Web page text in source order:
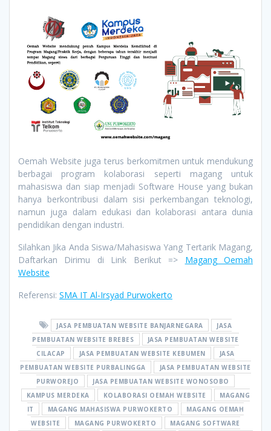
Oemah Website juga terus berkomitmen untuk mendukung
berbagai program kolaborasi seperti magang untuk
mahasiswa dan siap menjadi Software House yang bukan
hanya berkontribusi dalam sisi perkembangan teknologi,
namun juga dalam edukasi dan kolaborasi antara dunia
pendidikan dengan industri.
Silahkan Jika Anda Siswa/Mahasiswa Yang Tertarik Magang,
Daftarkan Dirimu di Link Berikut => Magang Oemah
Website
Referensi: SMA IT Al-Irsyad Purwokerto
JASA PEMBUATAN WEBSITE BANJARNEGARA
JASA
PEMBUATAN WEBSITE BREBES
JASA PEMBUATAN WEBSITE
CILACAP
JASA PEMBUATAN WEBSITE KEBUMEN
JASA
PEMBUATAN WEBSITE PURBALINGGA
JASA PEMBUATAN WEBSITE
PURWOREJO
JASA PEMBUATAN WEBSITE WONOSOBO
KAMPUS MERDEKA
KOLABORASI OEMAH WEBSITE
MAGANG
IT
MAGANG MAHASISWA PURWOKERTO
MAGANG OEMAH
WEBSITE
MAGANG PURWOKERTO
MAGANG SOFTWARE